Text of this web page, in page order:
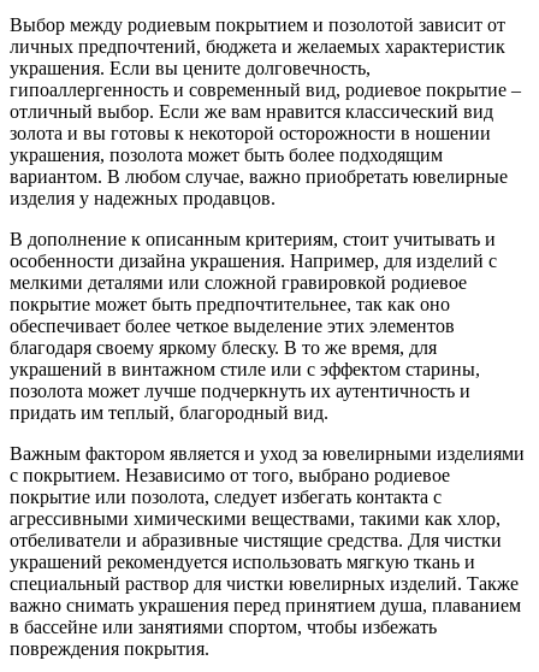
Выбор между родиевым покрытием и позолотой зависит от
личных предпочтений, бюджета и желаемых характеристик
украшения. Если вы цените долговечность,
гипоаллергенность и современный вид, родиевое покрытие –
отличный выбор. Если же вам нравится классический вид
золота и вы готовы к некоторой осторожности в ношении
украшения, позолота может быть более подходящим
вариантом. В любом случае, важно приобретать ювелирные
изделия у надежных продавцов.
В дополнение к описанным критериям, стоит учитывать и
особенности дизайна украшения. Например, для изделий с
мелкими деталями или сложной гравировкой родиевое
покрытие может быть предпочтительнее, так как оно
обеспечивает более четкое выделение этих элементов
благодаря своему яркому блеску. В то же время, для
украшений в винтажном стиле или с эффектом старины,
позолота может лучше подчеркнуть их аутентичность и
придать им теплый, благородный вид.
Важным фактором является и уход за ювелирными изделиями
с покрытием. Независимо от того, выбрано родиевое
покрытие или позолота, следует избегать контакта с
агрессивными химическими веществами, такими как хлор,
отбеливатели и абразивные чистящие средства. Для чистки
украшений рекомендуется использовать мягкую ткань и
специальный раствор для чистки ювелирных изделий. Также
важно снимать украшения перед принятием душа, плаванием
в бассейне или занятиями спортом, чтобы избежать
повреждения покрытия.